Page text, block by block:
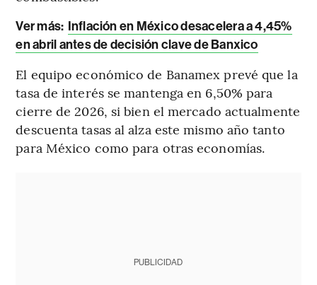
Ver más: Inflación en México desacelera a 4,45%
en abril antes de decisión clave de Banxico
El equipo económico de Banamex prevé que la
tasa de interés se mantenga en 6,50% para
cierre de 2026, si bien el mercado actualmente
descuenta tasas al alza este mismo año tanto
para México como para otras economías.
PUBLICIDAD